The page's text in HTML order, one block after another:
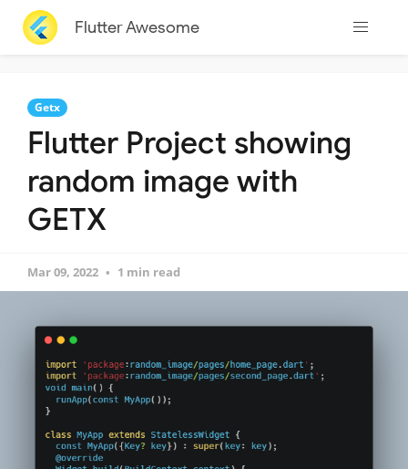
Flutter Awesome
Getx
Flutter Project showing
random image with
GETX
Mar 09, 2022 1 min read